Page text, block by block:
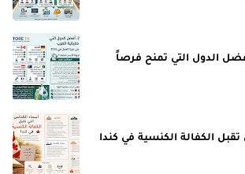
العمل 2026: أفضل الدول التي تمنح فرصاً
الكفالة الكنسية في كندا